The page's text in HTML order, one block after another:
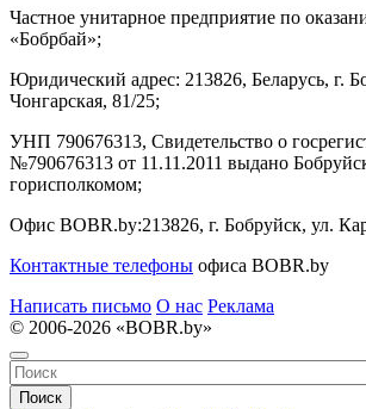
Частное унитарное предприятие по
«Бобрбай»;
Юридический адрес: 213826, Беларусь, г.
Чонгарская, 81/25;
УНП 790676313, Свидетельство о
№790676313 от 11.11.2011 выдано
горисполкомом;
Офис BOBR.by:213826, г. Бобруйск, ул.
Контактные телефоны офиса BOBR.by
Написать письмо О нас Реклама
© 2006-2026 «BOBR.by»
Поиск